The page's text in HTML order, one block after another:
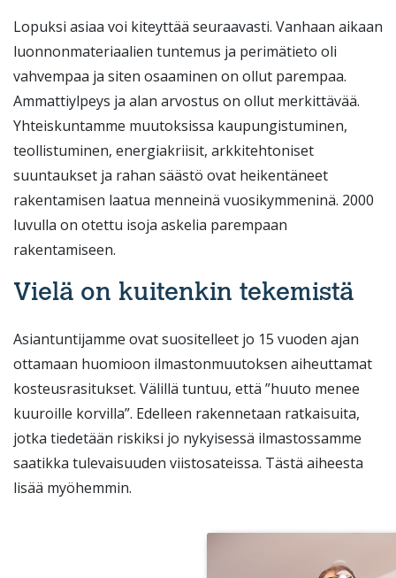
Lopuksi asiaa voi kiteyttää seuraavasti. Vanhaan aikaan
luonnonmateriaalien tuntemus ja perimätieto oli
vahvempaa ja siten osaaminen on ollut parempaa.
Ammattiylpeys ja alan arvostus on ollut merkittävää.
Yhteiskuntamme muutoksissa kaupungistuminen,
teollistuminen, energiakriisit, arkkitehtoniset
suuntaukset ja rahan säästö ovat heikentäneet
rakentamisen laatua menneinä vuosikymmeninä. 2000
luvulla on otettu isoja askelia parempaan
rakentamiseen.
Vielä on kuitenkin tekemistä
Asiantuntijamme ovat suositelleet jo 15 vuoden ajan
ottamaan huomioon ilmastonmuutoksen aiheuttamat
kosteusrasitukset. Välillä tuntuu, että ”huuto menee
kuuroille korvilla”. Edelleen rakennetaan ratkaisuita,
jotka tiedetään riskiksi jo nykyisessä ilmastossamme
saatikka tulevaisuuden viistosateissa. Tästä aiheesta
lisää myöhemmin.